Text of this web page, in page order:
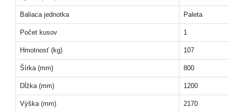
Baliaca jednotka Paleta
Počet kusov 1
Hmotnosť (kg) 107
Šírka (mm) 800
Dĺžka (mm) 1200
Výška (mm) 2170